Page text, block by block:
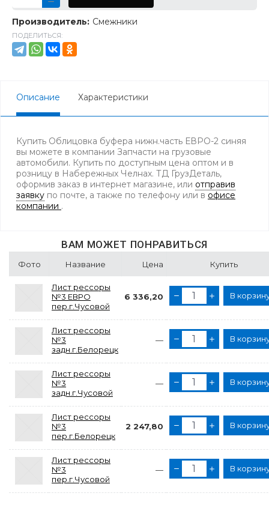
Производитель: Смежники
ПОДЕЛИТЬСЯ:
Описание Характеристики
Купить Облицовка буфера нижн.часть ЕВРО-2 синяя
вы можете в компании Запчасти на грузовые
автомобили. Купить по доступным цена оптом и в
розницу в Набережных Челнах. ТД ГрузДеталь,
оформив заказ в интернет магазине, или отправив
заявку по почте, а также по телефону или в офисе
компании .
ВАМ МОЖЕТ ПОНРАВИТЬСЯ
Фото Название Цена Купить
Лист рессоры
№3 ЕВРО
пер.г.Чусовой
6 336,20 В
Лист рессоры
№3
задн.г.Белорецк
— В
Лист рессоры
№3
задн.г.Чусовой
— В
Лист рессоры
№3
пер.г.Белорецк
2 247,80 В
Лист рессоры
№3
пер.г.Чусовой
— В